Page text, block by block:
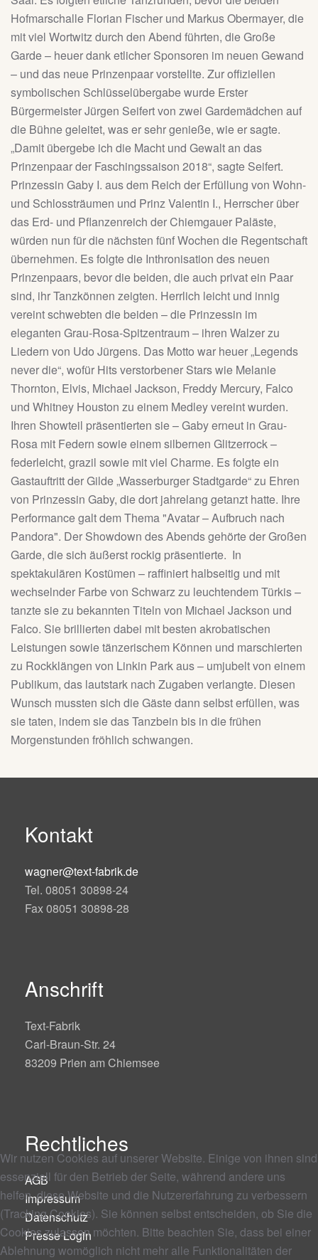
Hofmarschalle Florian Fischer und Markus Obermayer, die
mit viel Wortwitz durch den Abend führten, die Große
Garde – heuer dank etlicher Sponsoren im neuen Gewand
– und das neue Prinzenpaar vorstellte. Zur offiziellen
symbolischen Schlüsselübergabe wurde Erster
Bürgermeister Jürgen Seifert von zwei Gardemädchen auf
die Bühne geleitet, was er sehr genieße, wie er sagte.
„Damit übergebe ich die Macht und Gewalt an das
Prinzenpaar der Faschingssaison 2018“, sagte Seifert.
Prinzessin Gaby I. aus dem Reich der Erfüllung von Wohn-
und Schlossträumen und Prinz Valentin I., Herrscher über
das Erd- und Pflanzenreich der Chiemgauer Paläste,
würden nun für die nächsten fünf Wochen die Regentschaft
übernehmen. Es folgte die Inthronisation des neuen
Prinzenpaars, bevor die beiden, die auch privat ein Paar
sind, ihr Tanzkönnen zeigten. Herrlich leicht und innig
vereint schwebten die beiden – die Prinzessin im
eleganten Grau-Rosa-Spitzentraum – ihren Walzer zu
Liedern von Udo Jürgens. Das Motto war heuer „Legends
never die“, wofür Hits verstorbener Stars wie Melanie
Thornton, Elvis, Michael Jackson, Freddy Mercury, Falco
und Whitney Houston zu einem Medley vereint wurden.
Ihren Showteil präsentierten sie – Gaby erneut in Grau-
Rosa mit Federn sowie einem silbernen Glitzerrock –
federleicht, grazil sowie mit viel Charme. Es folgte ein
Gastauftritt der Gilde „Wasserburger Stadtgarde“ zu Ehren
von Prinzessin Gaby, die dort jahrelang getanzt hatte. Ihre
Performance galt dem Thema "Avatar – Aufbruch nach
Pandora". Der Showdown des Abends gehörte der Großen
Garde, die sich äußerst rockig präsentierte. In
spektakulären Kostümen – raffiniert halbseitig und mit
wechselnder Farbe von Schwarz zu leuchtendem Türkis –
tanzte sie zu bekannten Titeln von Michael Jackson und
Falco. Sie brillierten dabei mit besten akrobatischen
Leistungen sowie tänzerischem Können und marschierten
zu Rockklängen von Linkin Park aus – umjubelt von einem
Publikum, das lautstark nach Zugaben verlangte. Diesen
Wunsch mussten sich die Gäste dann selbst erfüllen, was
sie taten, indem sie das Tanzbein bis in die frühen
Morgenstunden fröhlich schwangen.
Kontakt
wagner@text-fabrik.de
Tel. 08051 30898-24
Fax 08051 30898-28
Anschrift
Text-Fabrik
Carl-Braun-Str. 24
83209 Prien am Chiemsee
Rechtliches
AGB
Impressum
Datenschutz
Presse Login
Wir nutzen Cookies auf unserer Website. Einige von ihnen sind
essenziell für den Betrieb der Seite, während andere uns
helfen, diese Website und die Nutzererfahrung zu verbessern
(Tracking Cookies). Sie können selbst entscheiden, ob Sie die
Cookies zulassen möchten. Bitte beachten Sie, dass bei einer
Ablehnung womöglich nicht mehr alle Funktionalitäten der